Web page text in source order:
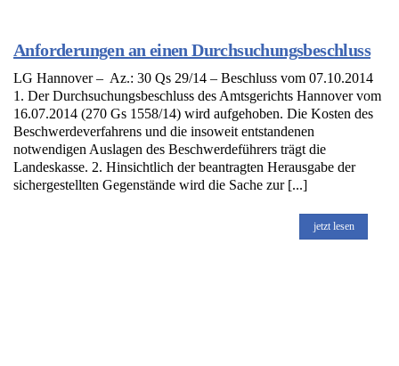
Anforderungen an einen Durchsuchungsbeschluss
LG Hannover – Az.: 30 Qs 29/14 – Beschluss vom 07.10.2014
1. Der Durchsuchungsbeschluss des Amtsgerichts Hannover vom
16.07.2014 (270 Gs 1558/14) wird aufgehoben. Die Kosten des
Beschwerdeverfahrens und die insoweit entstandenen
notwendigen Auslagen des Beschwerdeführers trägt die
Landeskasse. 2. Hinsichtlich der beantragten Herausgabe der
sichergestellten Gegenstände wird die Sache zur [...]
jetzt lesen